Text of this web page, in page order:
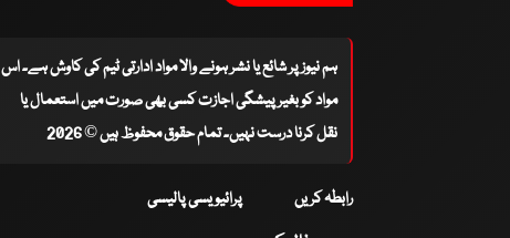
ہم نیوز پر شائع یا نشر ہونے والا مواد ادارتی ٹیم کی کاوش ہے۔ اس
مواد کو بغیر پیشگی اجازت کسی بھی صورت میں استعمال یا
نقل کرنا درست نہیں۔ تمام حقوق محفوظ ہیں © 2026
رابطہ کریں پرائیویسی پالیسی